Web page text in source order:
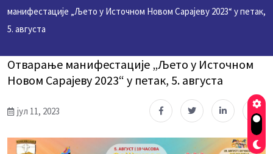
манифестације „Љето у Источном Новом Сарајеву 2023“ у петак,
5. августа
Отварање манифестације „Љето у Источном
Новом Сарајеву 2023“ у петак, 5. августа
јул 11, 2023